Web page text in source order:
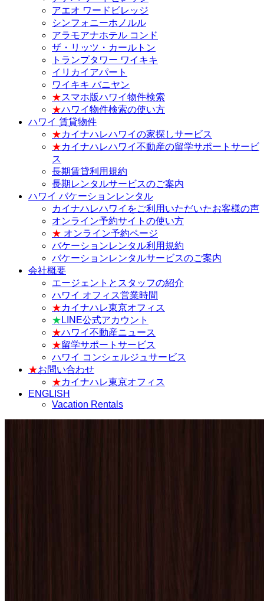
アエオ ワードビレッジ
シンフォニーホノルル
アラモアナホテル コンド
ザ・リッツ・カールトン
トランプタワー ワイキキ
イリカイアパート
ワイキキ バニヤン
★スマホ版ハワイ物件検索
★ハワイ物件検索の使い方
ハワイ 賃貸物件
★カイナハレハワイの家探しサービス
★カイナハレハワイ不動産の留学サポートサービ
ス
長期賃貸利用規約
長期レンタルサービスのご案内
ハワイ バケーションレンタル
カイナハレハワイをご利用いただいたお客様の声
オンライン予約サイトの使い方
★ オンライン予約ページ
バケーションレンタル利用規約
バケーションレンタルサービスのご案内
会社概要
エージェントとスタッフの紹介
ハワイ オフィス営業時間
★カイナハレ東京オフィス
★ LINE公式アカウント
★ハワイ不動産ニュース
★留学サポートサービス
ハワイ コンシェルジュサービス
★お問い合わせ
★カイナハレ東京オフィス
ENGLISH
Vacation Rentals